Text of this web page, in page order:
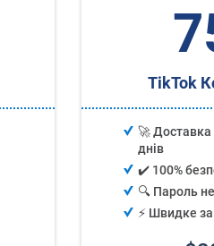
TikTok
🚀
днів
✔️ 100%
🔍 Пароль
⚡️ Швидке